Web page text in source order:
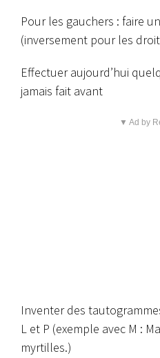
Pour les gauchers : faire
(inversement pour les
Effectuer aujourd’hui
jamais fait avant
▼ Ad by
Inventer des
L et P (exemple avec M :
myrtilles.)